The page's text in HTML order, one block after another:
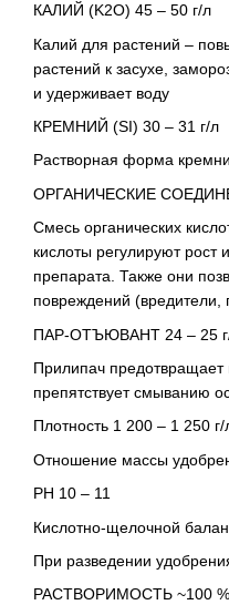
КАЛИЙ (K2O) 45 – 50 г/л
Калий для растений –
растений к засухе,
и удерживает воду
КРЕМНИЙ (SI) 30 – 31 г/л
Растворная форма
ОРГАНИЧЕСКИЕ
Смесь органических
кислоты регулируют рост
препарата. Также они
повреждений (вредители,
ПАР-ОТЪЮВАНТ 24 – 25
Прилипач предотвращает
препятствует смыванию
Плотность 1 200 – 1 250 г/
Отношение массы
PH 10 – 11
Кислотно-щелочной
При разведении
РАСТВОРИМОСТЬ ~100 %